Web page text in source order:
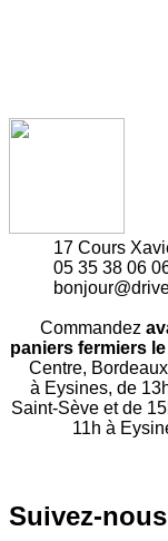
17 Cours
05 35 38 06
Commandez
paniers fermiers
Centre,
à Eysines, de
Saint-Sève et de
11h à
Suivez-